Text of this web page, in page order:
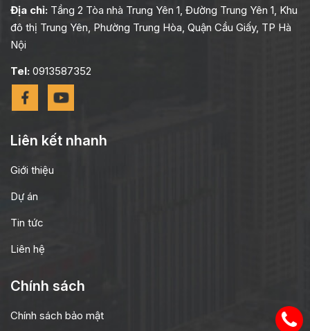
Địa chỉ: Tầng 2 Tòa nhà Trung Yên 1, Đường Trung Yên 1, Khu
đô thị Trung Yên, Phường Trung Hòa, Quận Cầu Giấy, TP Hà
Nội
Tel: 0913587352
Liên kết nhanh
Giới thiệu
Dự án
Tin tức
Liên hệ
Chính sách
Chính sách bảo mật